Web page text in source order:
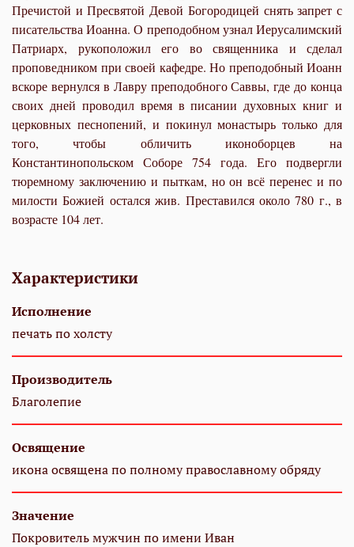
Пречистой и Пресвятой Девой Богородицей снять запрет с
писательства Иоанна. О преподобном узнал Иерусалимский
Патриарх, рукоположил его во священника и сделал
проповедником при своей кафедре. Но преподобный Иоанн
вскоре вернулся в Лавру преподобного Саввы, где до конца
своих дней проводил время в писании духовных книг и
церковных песнопений, и покинул монастырь только для
того, чтобы обличить иконоборцев на
Константинопольском Соборе 754 года. Его подвергли
тюремному заключению и пыткам, но он всё перенес и по
милости Божией остался жив. Преставился около 780 г., в
возрасте 104 лет.
Характеристики
Исполнение
печать по холсту
Производитель
Благолепие
Освящение
икона освящена по полному православному обряду
Значение
Покровитель мужчин по имени Иван